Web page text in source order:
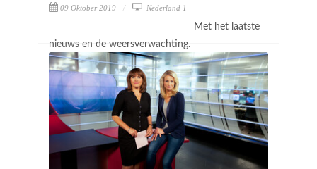
09 Oktober 2019 Nederland 1
Met het laatste
nieuws en de weersverwachting.